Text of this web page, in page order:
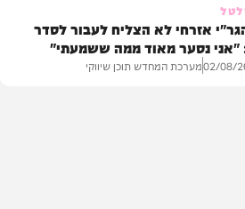
אזרחי לא הצליח לעבור לסדר
"אני נסער מאוד ממה ששמעתי"
02/08/מערכת המחדש תוכן שיווקי